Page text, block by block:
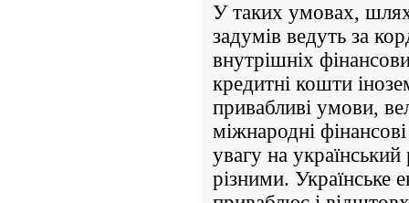
У таких умовах,
задумів ведуть за
внутрішніх
кредитні кошти
привабливі умови,
міжнародні
увагу на
різними. Українське